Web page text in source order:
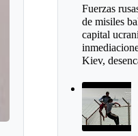
Fuerzas
de misiles
capital
Kiev,